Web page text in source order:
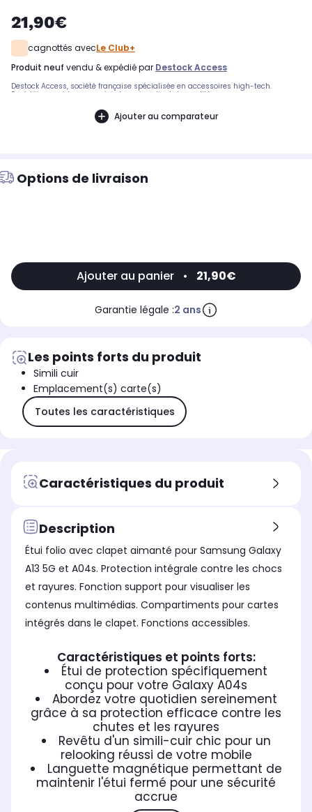
21,90€
cagnottés avecLe Club+
produit neuf vendu & expédié par Destock Access
Destock Access, société française spécialisée en accessoires high-tech.
Expédition rapide avec suivi et service client de qualité.
Ajouter au comparateur
Options de livraison
Ajouter au panier • 21,90€
Garantie légale :2 ans
Les points forts du produit
Simili cuir
Emplacement(s) carte(s)
Toutes les caractéristiques
Caractéristiques du produit
Description
Étui folio avec clapet aimanté pour Samsung Galaxy
A13 5G et A04s. Protection intégrale contre les chocs
et rayures. Fonction support pour visualiser les
contenus multimédias. Compartiments pour cartes
intégrés dans le clapet. Fonctions accessibles.
Caractéristiques et points forts:
Étui de protection spécifiquement
conçu pour votre Galaxy A04s
Abordez votre quotidien sereinement
grâce à sa protection efficace contre les
chutes et les rayures
Revêtu d'un simili-cuir chic pour un
relooking réussi de votre mobile
Languette magnétique permettant de
maintenir l'étui fermé pour une sécurité
accrue